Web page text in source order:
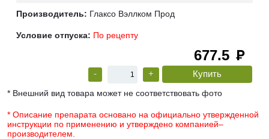
Производитель: Глаксо Вэллком Прод
Условие отпуска: По рецепту
677.5 руб
- +
* Внешний вид товара может не соответствовать фото
* Описание препарата основано на официально утвержденной
инструкции по применению и утверждено компанией–
производителем.